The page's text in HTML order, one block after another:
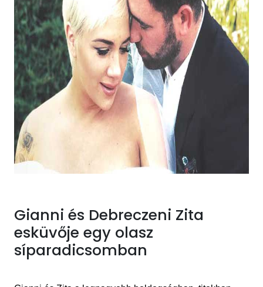
Gianni és Debreczeni Zita
esküvője egy olasz
síparadicsomban